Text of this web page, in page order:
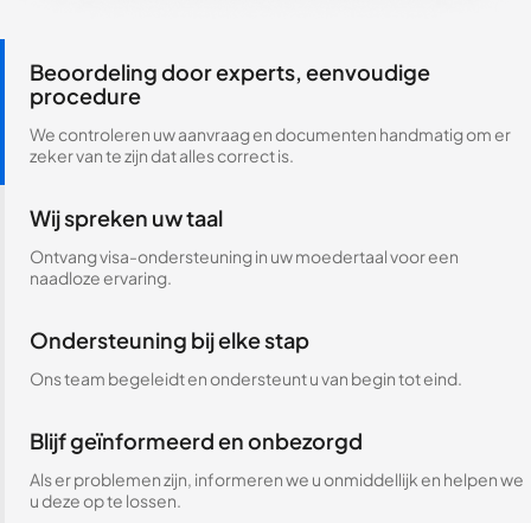
Beoordeling door experts, eenvoudige
procedure
We controleren uw aanvraag en documenten handmatig om er
zeker van te zijn dat alles correct is.
Wij spreken uw taal
Ontvang visa-ondersteuning in uw moedertaal voor een
naadloze ervaring.
Ondersteuning bij elke stap
Ons team begeleidt en ondersteunt u van begin tot eind.
Blijf geïnformeerd en onbezorgd
Als er problemen zijn, informeren we u onmiddellijk en helpen we
u deze op te lossen.